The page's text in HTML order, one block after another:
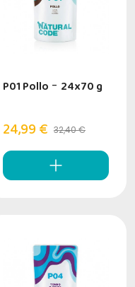
P01 Pollo - 24x70 g
24,99 € 32,40 €